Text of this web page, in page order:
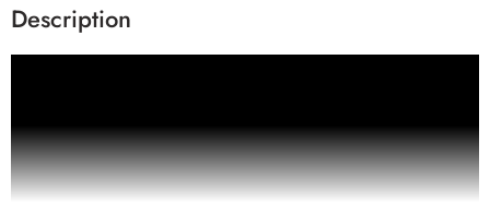
Description